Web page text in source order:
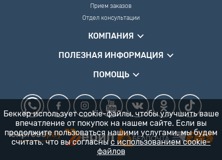
Прием заказов
Отдел консультации
КОМПАНИЯ
ПОЛЕЗНАЯ ИНФОРМАЦИЯ
ПОМОЩЬ
Беккер использует cookie-файлы, чтобы улучшить ваше
впечатление от покупок на нашем сайте. Если вы
продолжите пользоваться нашими услугами, мы будем
считать, что вы согласны с использованием cookie-
файлов